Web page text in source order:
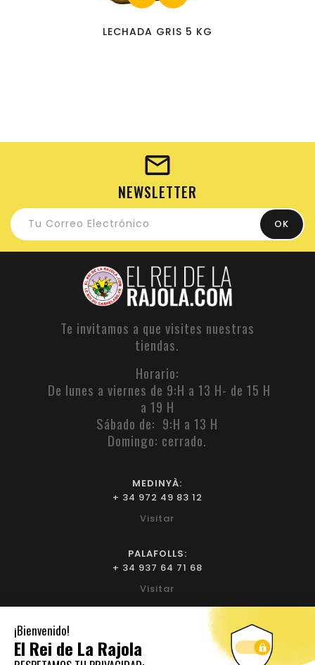
LECHADA GRIS 5 KG
NEWSLETTER
Te invitamos a que visites nuestras
tiendas.
Horario:
De lunes a viernes de 9:H a 13 H- de 15 H
a 19 H
Sábado de: 9:H a 13 H
Domingo: cerrado.
MEDINYÀ:
+ 34 972 49 83 12
Visitar
PALAFOLLS:
+ 34 937 64 71 68
Visitar
Visitar